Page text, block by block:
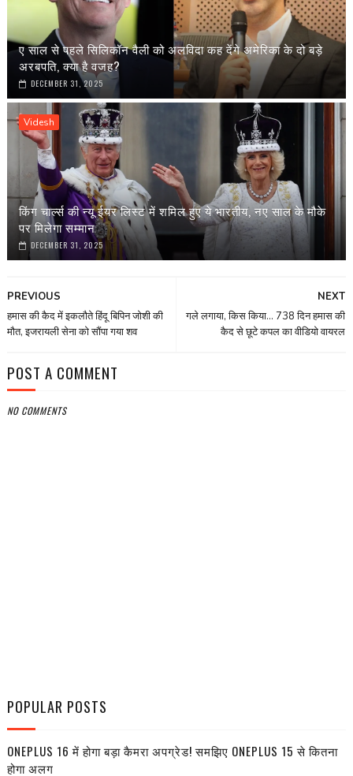
ए साल से पहले सिलिकॉन वैली को अलविदा कह देंगे अमेरिका के दो बड़े
अरबपति, क्या है वजह?
DECEMBER 31, 2025
Videsh
किंग चार्ल्स की न्यू ईयर लिस्ट में शमिल हुए ये भारतीय, नए साल के मौके
पर मिलेगा सम्मान
DECEMBER 31, 2025
NEXT
गले लगाया, किस किया... 738 दिन हमास की
कैद से छूटे कपल का वीडियो वायरल
PREVIOUS
हमास की कैद में इकलौते हिंदू बिपिन जोशी की
मौत, इजरायली सेना को सौंपा गया शव
POST A COMMENT
NO COMMENTS
POPULAR POSTS
ONEPLUS 16 में होगा बड़ा कैमरा अपग्रेड! समझिए ONEPLUS 15 से कितना
होगा अलग